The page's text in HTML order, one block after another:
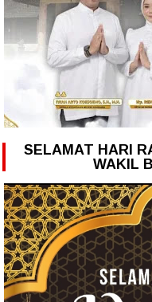
SELAMAT HARI
WAKIL